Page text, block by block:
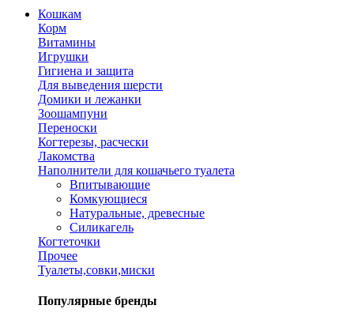
Кошкам
Корм
Витамины
Игрушки
Гигиена и защита
Для выведения шерсти
Домики и лежанки
Зоошампуни
Переноски
Когтерезы, расчески
Лакомства
Наполнители для кошачьего туалета
Впитывающие
Комкующиеся
Натуральные, древесные
Силикагель
Когтеточки
Прочее
Туалеты,совки,миски
Популярные бренды